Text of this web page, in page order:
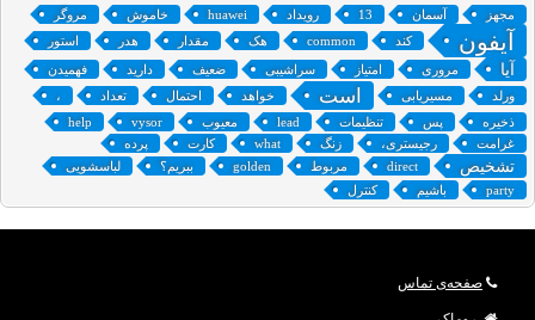
مجهز آسمان 13 رویداد huawei خاموش مروگر
آیفون کند common هک مقدار هدر استور
آیا مروری امتیاز سراشیبی ضعیف دارید
فهمیدن
ورلد
مسیریابی است خواهد احتمال تعداد
ذخیره
پس تنظیمات lead معیوب vysor
help
غرامت
رجیستری، زنگ what کارت‌ پرده
تشخیص direct مربوط golden ببریم؟
لباسشویی
party
باشیم کنترل
صفحه‌ی تماس